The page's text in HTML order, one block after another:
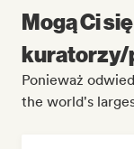
Mogą Ci
kuratorzy/
Ponieważ
the world's